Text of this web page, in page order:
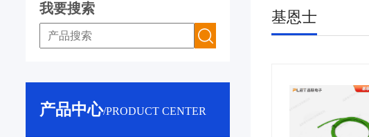
我要搜索
产品中心/PRODUCT CENTER
基恩士